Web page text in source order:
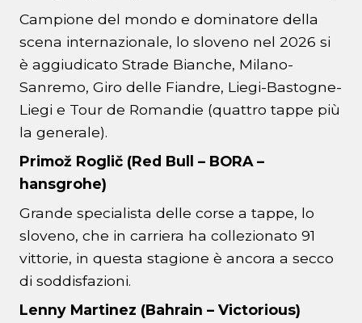
Campione del mondo e dominatore della
scena internazionale, lo sloveno nel 2026 si
è aggiudicato Strade Bianche, Milano-
Sanremo, Giro delle Fiandre, Liegi-Bastogne-
Liegi e Tour de Romandie (quattro tappe più
la generale).
Primož Roglič (Red Bull – BORA –
hansgrohe)
Grande specialista delle corse a tappe, lo
sloveno, che in carriera ha collezionato 91
vittorie, in questa stagione è ancora a secco
di soddisfazioni.
Lenny Martinez (Bahrain – Victorious)